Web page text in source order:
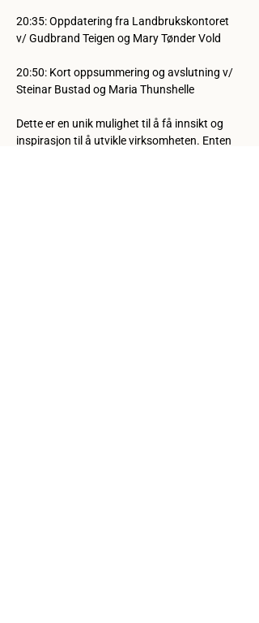
20:35: Oppdatering fra Landbrukskontoret
v/ Gudbrand Teigen og Mary Tønder Vold
20:50: Kort oppsummering og avslutning v/
Steinar Bustad og Maria Thunshelle
Dette er en unik mulighet til å få innsikt og
inspirasjon til å utvikle virksomheten. Enten